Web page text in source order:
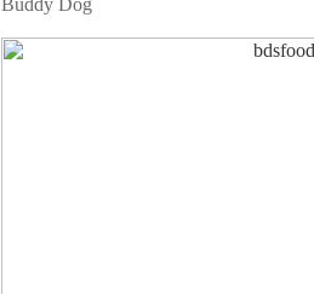
Buddy Dog